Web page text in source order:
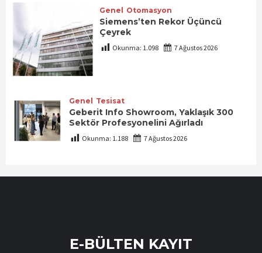
Genel Otomasyon
Siemens’ten Rekor Üçüncü
Çeyrek
Okunma: 1.098 7 Ağustos 2026
Genel Tesisat
Geberit Info Showroom, Yaklaşık 300
Sektör Profesyonelini Ağırladı
Okunma: 1.188 7 Ağustos 2026
E-BÜLTEN KAYIT